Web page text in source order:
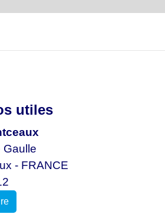
utiles
Gaulle
- FRANCE